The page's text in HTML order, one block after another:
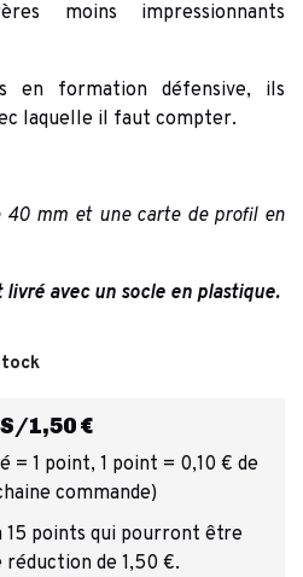
moins impressionnants
en formation défensive, ils
laquelle il faut compter.
40 mm et une carte de profil en
avec un socle en plastique.
1,50 €
= 1 point, 1 point = 0,10 € de
commande)
points qui pourront être
de 1,50 €.